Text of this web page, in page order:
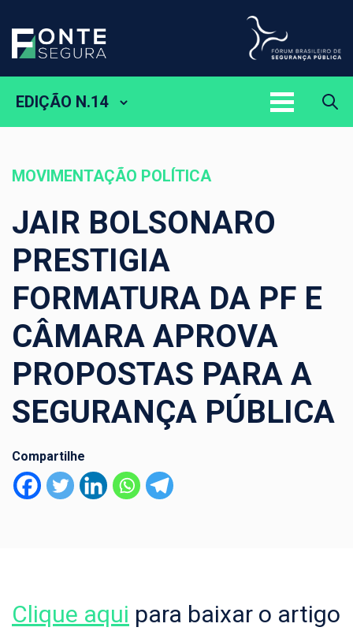
EDIÇÃO N.14
MOVIMENTAÇÃO POLÍTICA
JAIR BOLSONARO
PRESTIGIA
FORMATURA DA PF E
CÂMARA APROVA
PROPOSTAS PARA A
SEGURANÇA PÚBLICA
Compartilhe
Clique aqui para baixar o artigo